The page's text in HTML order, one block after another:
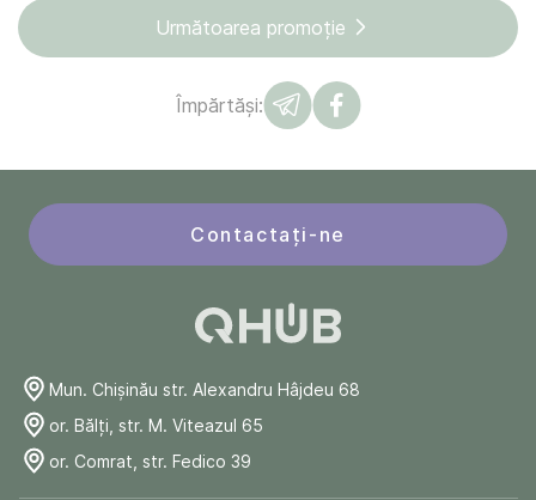
Următoarea promoție
Împărtăși:
Contactați-ne
Mun. Chişinău str. Alexandru Hâjdeu 68
or. Bălți, str. M. Viteazul 65
or. Comrat, str. Fedico 39